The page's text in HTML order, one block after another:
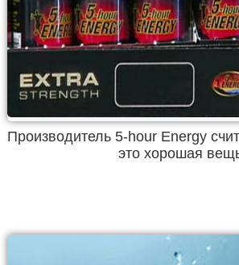
Производитель 5-hour Energy
это хорошая